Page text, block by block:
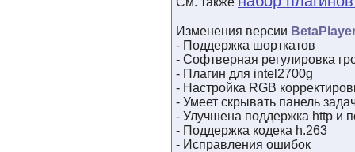
Изменения версии
- Поддержка шорткатов
- Софтверная регулировка
- Плагин для intel2700g
- Настройка RGB
- Умеет скрывать панель
- Улучшена поддержка http и
- Поддержка кодека h.263
- Исправления ошибок